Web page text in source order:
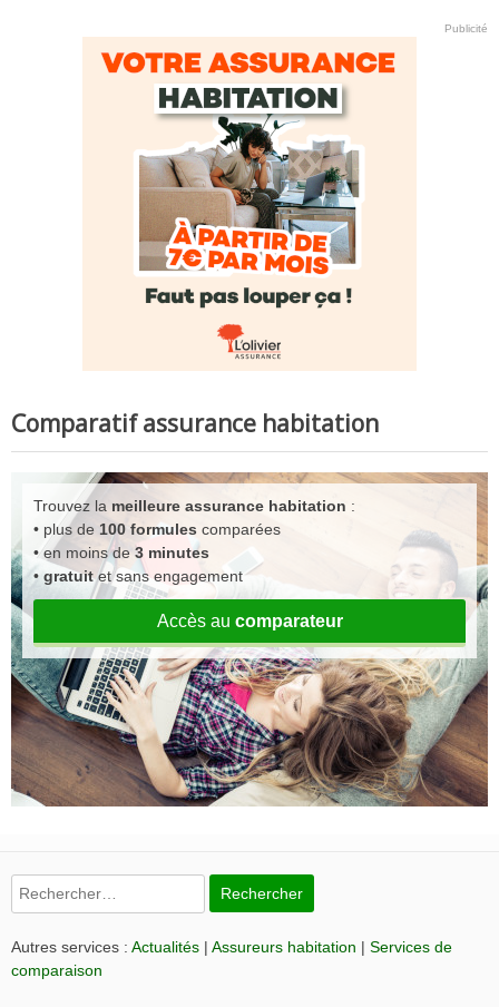
Publicité
Comparatif assurance habitation
Trouvez la meilleure assurance habitation :
• plus de 100 formules comparées
• en moins de3 minutes
• gratuitet sans engagement
Accès au comparateur
Rechercher :
Autres services : Actualités | Assureurs habitation | Services de
comparaison